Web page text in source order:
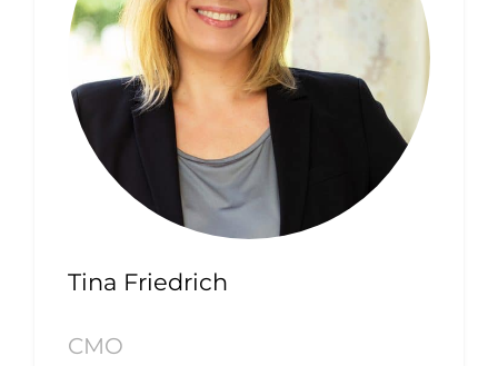
Tina Friedrich
CMO